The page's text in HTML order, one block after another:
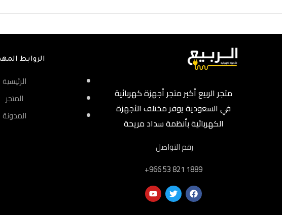
متجر الربيع أكبر متجر أجهزة كهربائية
في السعودية يوفر مختلف الأجهزة
الكهربائية بأنظمة سداد مريحة
رقم التواصل
‎+966 53 821 1889
الروابط
الرئيسية
المتجر
المدونة